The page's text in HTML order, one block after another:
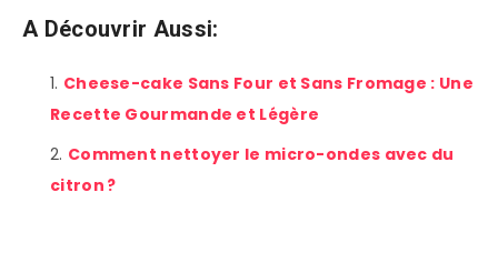
A Découvrir Aussi:
Cheese-cake Sans Four et Sans Fromage : Une
Recette Gourmande et Légère
Comment nettoyer le micro-ondes avec du
citron ?